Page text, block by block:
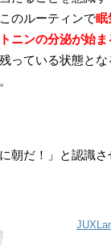
のルーティンで眠
ニンの分泌が始ま
っている状態と
朝だ！」と認識さ